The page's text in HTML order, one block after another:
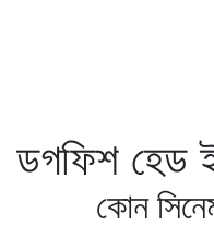
ডগফিশ হেড
কোন